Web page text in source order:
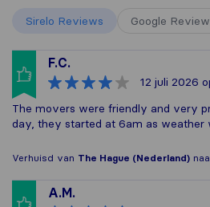
Sirelo Reviews Google
F.C.
12 juli 2026
The movers were friendly and very
day, they started at 6am as weather
Verhuisd van The Hague (Nederland)
A.M.